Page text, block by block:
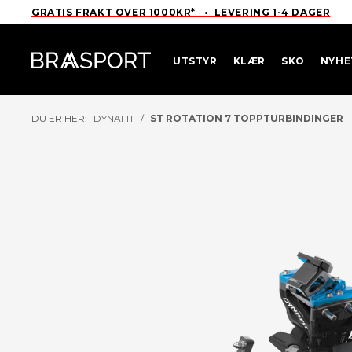
GRATIS FRAKT OVER 1000KR* • LEVERING 1-4 DAGER
UTSTYR KLÆR SKO
DU ER HER: DYNAFIT / ST ROTATION 7 TOPPTURBINDINGER